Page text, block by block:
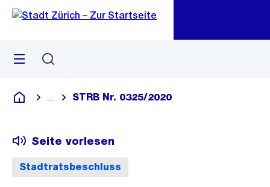
Navigation
Sprunglink
Menü
Deutsch
Blende alle Breadcrumbs ein
STRB Nr. 0325/2020
Stadtratsbeschluss
Seite vorlesen